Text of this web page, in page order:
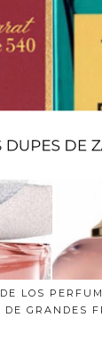
LOS
DE GRANDES